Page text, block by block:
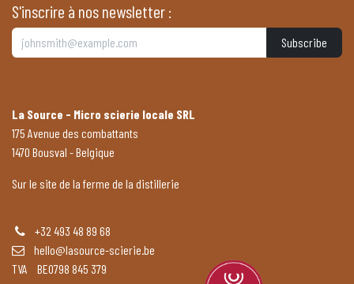
S'inscrire à nos newsletter :
Subscribe
La Source - Micro scierie locale SRL
175 Avenue des combattants
1470 Bousval - Belgique
Sur le site de la ferme de la distillerie
+32 493 48 89 68
hello@lasource-scierie.be
TVA BE0798 845 379